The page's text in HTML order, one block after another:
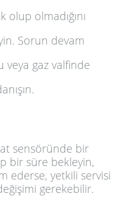
olup olmadığını
Sorun devam
veya gaz valfinde
sensöründe bir
bir süre bekleyin,
ederse, yetkili servisi
gerekebilir.